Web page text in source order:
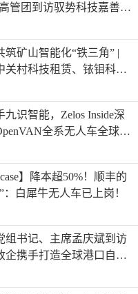
管团到访驭势科技嘉善研
新中心
筑矿山智能化“铁三角” |
关村科技租赁、铱钼科技
略合作协议
九识智能，Zelos Inside深
全系无人车全球首
】降本超50%！顺丰的
：白犀牛无人车已上岗！
组书记、主席孟庆斌到访
企携手打造全球港口自动